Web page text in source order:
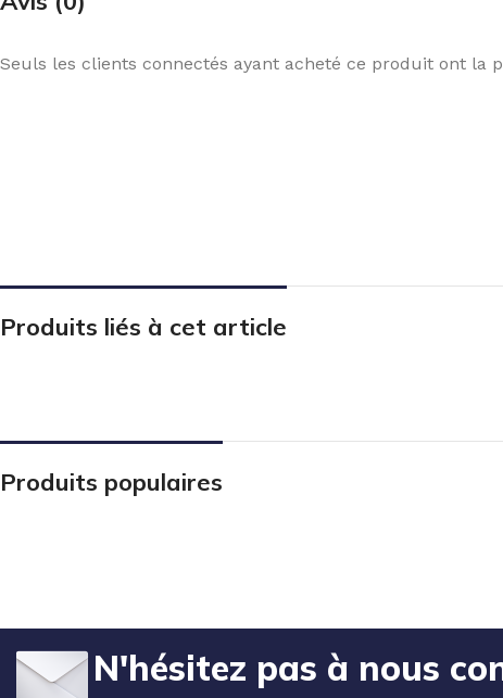
Seuls les clients connectés ayant acheté ce produit ont la
Produits liés à cet article
Produits populaires
N'hésitez pas à nous